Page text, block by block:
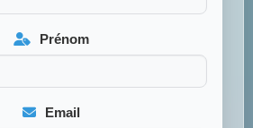
Prénom
Email